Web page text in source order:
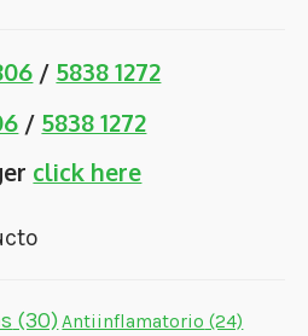
/ 5838 1272
/ 5838 1272
click here
(30)Antiinflamatorio (24)